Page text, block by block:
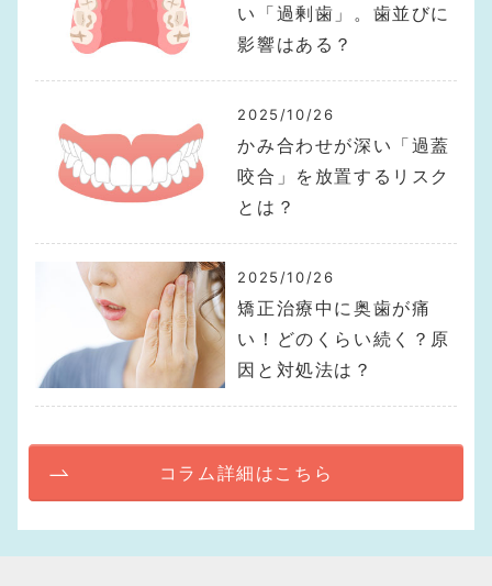
い「過剰歯」。歯並びに
影響はある？
2025/10/26
かみ合わせが深い「過蓋
咬合」を放置するリスク
とは？
2025/10/26
矯正治療中に奥歯が痛
い！どのくらい続く？原
因と対処法は？
コラム詳細はこちら